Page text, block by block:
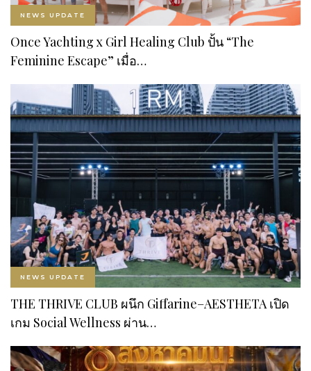
NEWS UPDATE
Once Yachting x Girl Healing Club ปั้น “The
Feminine Escape” เมื่อ…
NEWS UPDATE
THE THRIVE CLUB ผนึก Giffarine–AESTHETA เปิด
เกม Social Wellness ผ่าน…